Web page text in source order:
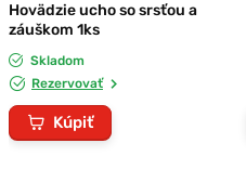
Hovädzie ucho so srsťou a
záuškom 1ks
Skladom
Rezervovať
Kúpiť